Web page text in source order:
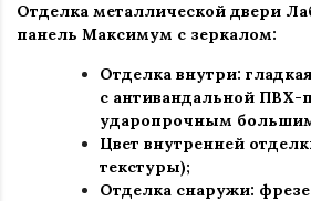
Отделка металлической двери
панель Максимум с зеркалом:
Отделка внутри:
с антивандальной ПВХ-
ударопрочным
Цвет внутренней
текстуры);
Отделка снаружи: